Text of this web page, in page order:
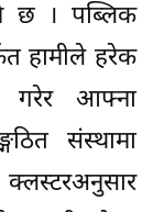
छ । पब्लिक
हामीले हरेक
गरेर आफ्ना
संस्थामा